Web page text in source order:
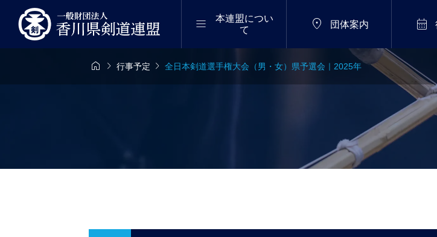

本連盟につい
て
 団体案内 
2026年8月9日（日） 2026
県下剣
年8月
  行事予定  全日本剣道選手権大会（男・女）県予選会｜2025年